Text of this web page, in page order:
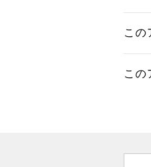
この
この